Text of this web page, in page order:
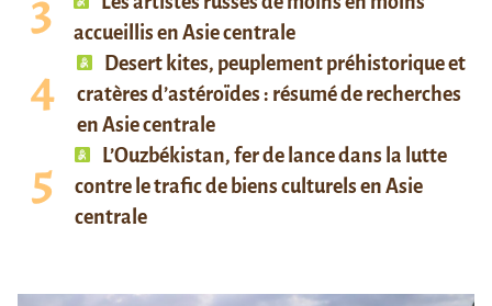
accueillis en Asie centrale
Desert kites, peuplement préhistorique et
cratères d’astéroïdes : résumé de recherches
en Asie centrale
L’Ouzbékistan, fer de lance dans la lutte
contre le trafic de biens culturels en Asie
centrale